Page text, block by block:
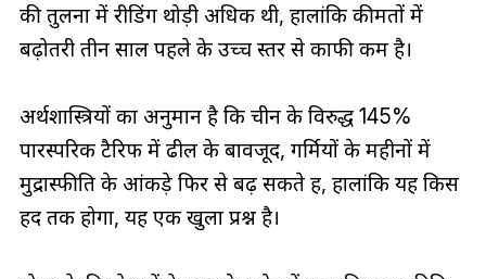
की तुलना में रीडिंग थोड़ी अधिक थी, हालांकि कीमतों में
बढ़ोतरी तीन साल पहले के उच्च स्तर से काफी कम है।
अर्थशास्त्रियों का अनुमान है कि चीन के विरुद्ध 145%
पारस्परिक टैरिफ में ढील के बावजूद, गर्मियों के महीनों में
मुद्रास्फीति के आंकड़े फिर से बढ़ सकते हैं, हालांकि यह किस
हद तक होगा, यह एक खुला प्रश्न है।